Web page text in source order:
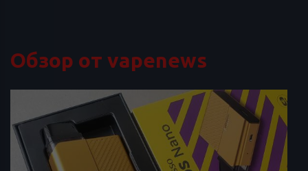
Обзор от vapenews